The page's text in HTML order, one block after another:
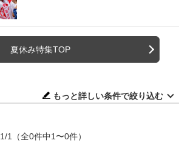
夏休み特集TOP
もっと詳しい条件で絞り込む
1/1 （全0件中1〜0件）